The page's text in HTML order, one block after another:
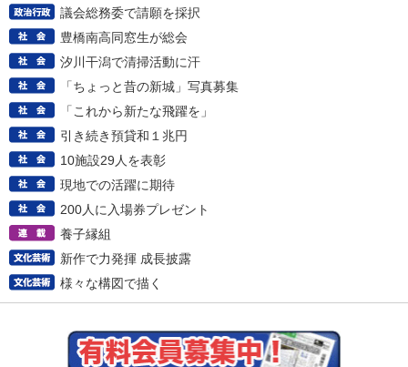
議会総務委で請願を採択
豊橋南高同窓生が総会
汐川干潟で清掃活動に汗
「ちょっと昔の新城」写真募集
「これから新たな飛躍を」
引き続き預貸和１兆円
10施設29人を表彰
現地での活躍に期待
200人に入場券プレゼント
養子縁組
新作で力発揮 成長披露
様々な構図で描く